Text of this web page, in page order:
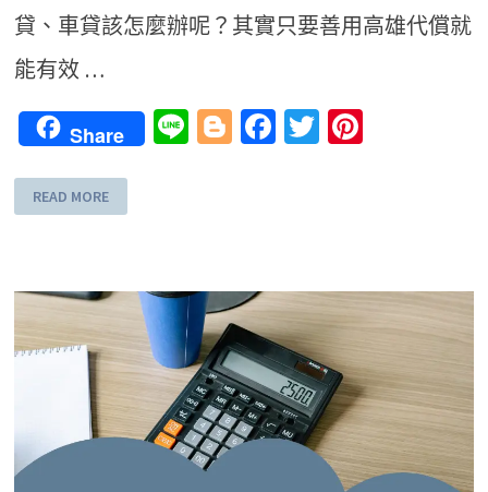
貸、車貸該怎麼辦呢？其實只要善用高雄代償就
能有效 …
Share LineBlogger
Facebook
Twitter
READ MORE